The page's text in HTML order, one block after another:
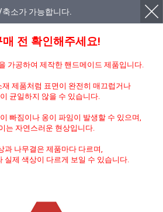
소가 가능합니다.
매 전 확인해주세요!
가공하여 제작한 핸드메이드 제품입니다.
재 제품처럼 표면이 완전히 매끄럽거나
균일하지 않을 수 있습니다.
빠짐이나 옹이 파임이 발생할 수 있으며,
는 자연스러운 현상입니다.
과 나무결은 제품마다 다르며,
실제 색상이 다르게 보일 수 있습니다.